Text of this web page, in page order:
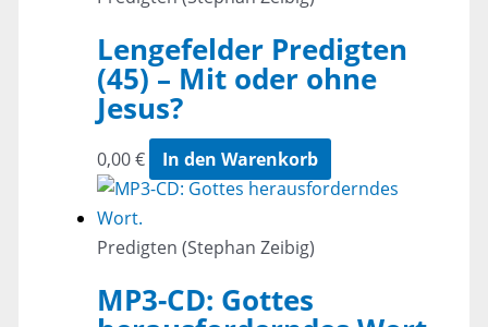
Lengefelder Predigten
(45) – Mit oder ohne
Jesus?
0,00€ In den Warenkorb
Predigten (Stephan Zeibig)
MP3-CD: Gottes